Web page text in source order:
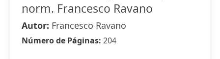
norm. Francesco Ravano
Autor: Francesco Ravano
Número de Páginas: 204